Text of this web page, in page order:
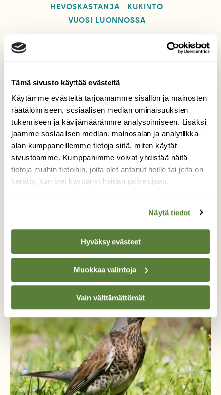
Tämä sivusto käyttää evästeitä
Käytämme evästeitä tarjoamamme sisällön ja mainosten
räätälöimiseen, sosiaalisen median ominaisuuksien
tukemiseen ja kävijämäärämme analysoimiseen. Lisäksi
jaamme sosiaalisen median, mainosalan ja analytiikka-
alan kumppaneillemme tietoja siitä, miten käytät
sivustoamme. Kumppanimme voivat yhdistää näitä
tietoja muihin tietoihin, joita olet antanut heille tai joita on
kerätty, kun olet käyttänyt heidän palvelujaan.
Näytä tiedot
Hyväksy evästeet
Muokkaa valintoja
Vain välttämättömät
HEVOSKASTANJA
KUKINTO
VUOSI LUONNOSSA
Tilaa Suomen Luonto
Tue ajankohtaista ja asiantuntevaa
luonto- ja ympäristöjournalismia.
Tilaa Suomen Luonto ja tule mukaan
luonnonystävien joukkoon!
Alk. 3 numeroa 23,40 €.
Samalta kirjoittajalta